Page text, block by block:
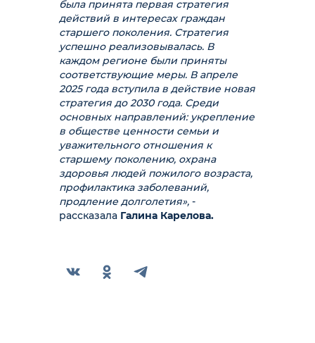
была принята первая стратегия
действий в интересах граждан
старшего поколения. Стратегия
успешно реализовывалась. В
каждом регионе были приняты
соответствующие меры. В апреле
2025 года вступила в действие новая
стратегия до 2030 года. Среди
основных направлений: укрепление
в обществе ценности семьи и
уважительного отношения к
старшему поколению, охрана
здоровья людей пожилого возраста,
профилактика заболеваний,
продление долголетия», -
рассказала Галина Карелова.